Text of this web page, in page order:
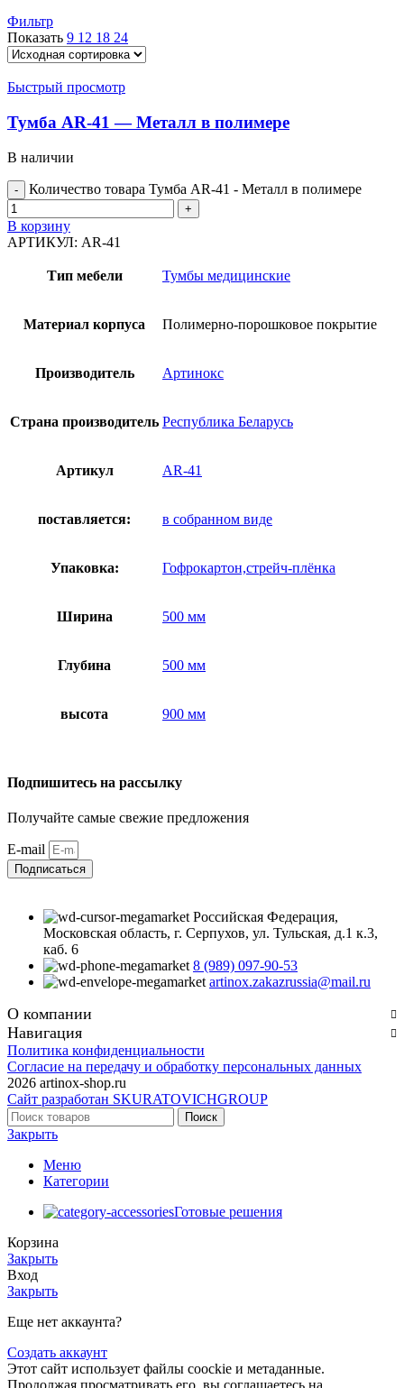
Фильтр
Показать 9 12 18 24
Быстрый просмотр
Тумба AR-41 — Металл в полимере
В наличии
Количество товара Тумба AR-41 - Металл в полимере
В корзину
АРТИКУЛ: AR-41
Тип мебели Тумбы медицинские
Материал корпуса Полимерно-порошковое покрытие
Производитель Артинокс
Страна производитель Республика Беларусь
Артикул AR-41
поставляется: в собранном виде
Упаковка: Гофрокартон,стрейч-плёнка
Ширина 500 мм
Глубина 500 мм
высота 900 мм
Подпишитесь на рассылку
Получайте самые свежие предложения
E-mail
Подписаться
Российская Федерация,
Московская область, г. Серпухов, ул. Тульская, д.1 к.3,
каб. 6
8 (989) 097-90-53
artinox.zakazrussia@mail.ru
О компании
Навигация
Политика конфиденциальности
Согласие на передачу и обработку персональных данных
2026 artinox-shop.ru
Сайт разработан SKURATOVICHGROUP
Поиск
Закрыть
Меню
Категории
Готовые решения
Корзина
Закрыть
Вход
Закрыть
Еще нет аккаунта?
Создать аккаунт
Этот сайт использует файлы coockie и метаданные.
Продолжая просматривать его, вы соглашаетесь на